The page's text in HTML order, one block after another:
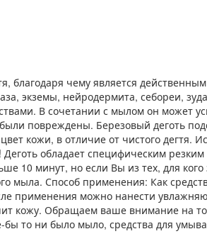
благодаря чему является
экземы, нейродермита, себореи,
В сочетании с мылом он может
повреждены. Березовый деготь
кожи, в отличие от чистого дегтя.
обладает специфическим
10 минут, но если Вы из тех, для
мыла. Способ применения: Как
применения можно нанести
кожу. Обращаем ваше внимание на
то ни было мыло, средства для